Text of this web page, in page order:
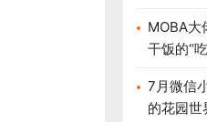
MOBA大
干饭的“
7月微信
的花园